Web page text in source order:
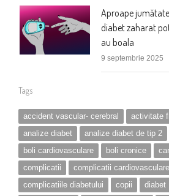
Aproape
diabet zaharat
au boala
9 septembrie 2025
Tags
accident vascular- cerebral activitate
analize diabet
analize diabet de tip 2
boli cardiovasculare
boli cronice
complicatii
complicatii cardiovasculare
complicatiile diabetului
copii diabet